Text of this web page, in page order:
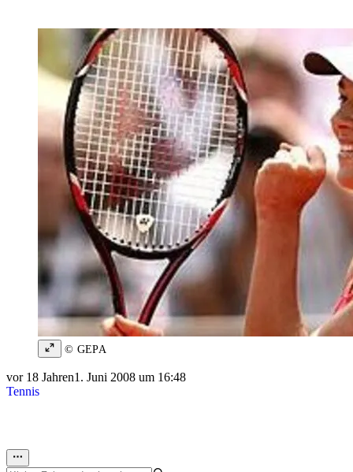
© GEPA
vor 18 Jahren1. Juni 2008 um 16:48
Tennis